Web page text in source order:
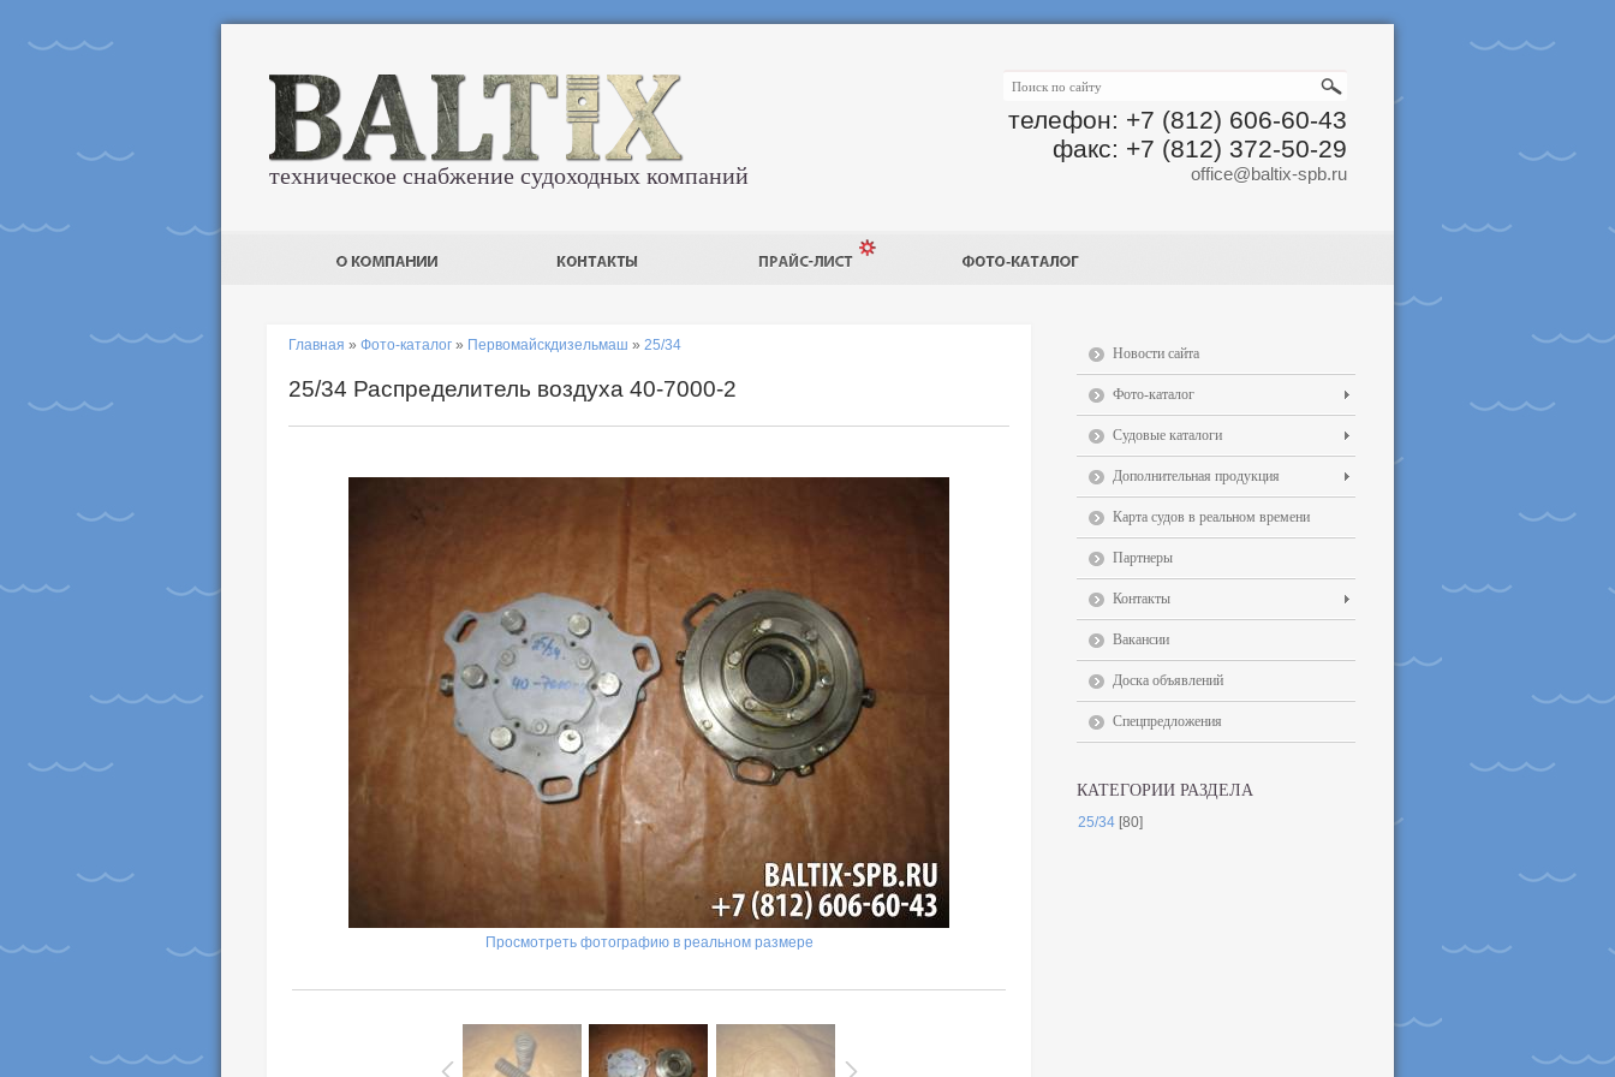
телефон: +7 (812) 606-60-43
факс: +7 (812) 372-50-29
office@baltix-spb.ru
техническое снабжение судоходных компаний
Главная » Фото-каталог » Первомайскдизельмаш » 25/34
25/34 Распределитель воздуха 40-7000-2
Просмотреть фотографию в реальном размере
Новости сайта
Фото-каталог
Судовые каталоги
Дополнительная продукция
Карта судов в реальном времени
Партнеры
Контакты
Вакансии
Доска объявлений
Спецпредложения
КАТЕГОРИИ РАЗДЕЛА
25/34 [80]